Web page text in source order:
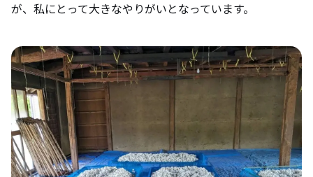
が、私にとって大きなやりがいとなっています。